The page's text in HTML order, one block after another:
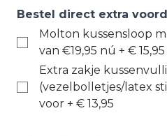
Bestel direct extra
Molton kussensloop
van €19,95 nú + € 15,95
Extra zakje
(vezelbolletjes/latex
voor + € 13,95